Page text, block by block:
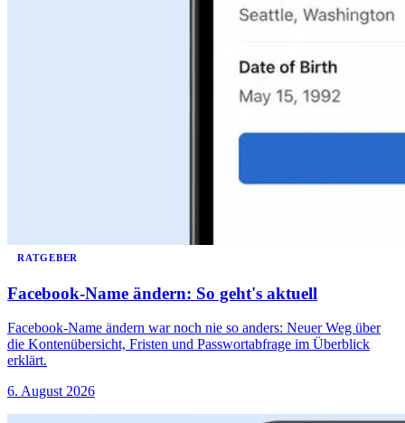
RATGEBER
Facebook-Name ändern: So geht's aktuell
Facebook-Name ändern war noch nie so anders: Neuer Weg über
die Kontenübersicht, Fristen und Passwortabfrage im Überblick
erklärt.
6. August 2026